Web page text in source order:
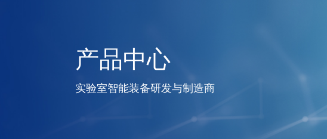
产品中心
实验室智能装备研发与制造商